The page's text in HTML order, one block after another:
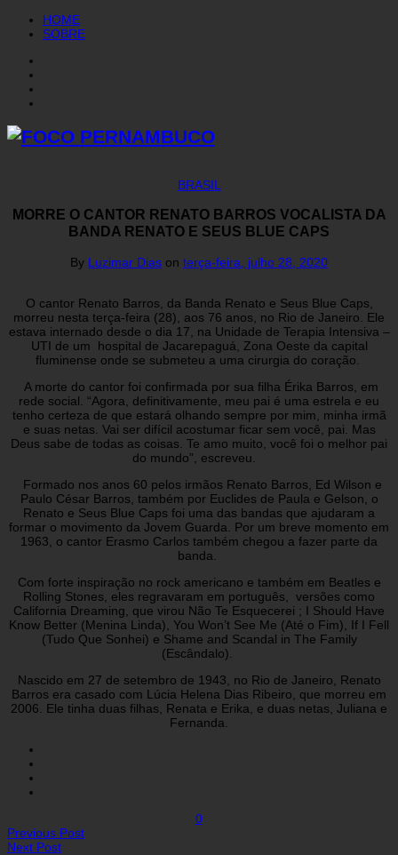
HOME
SOBRE
BRASIL
MORRE O CANTOR RENATO BARROS VOCALISTA DA
BANDA RENATO E SEUS BLUE CAPS
By Luzimar Dias on terça-feira, julho 28, 2020
O cantor Renato Barros, da Banda Renato e Seus Blue Caps,
morreu nesta terça-feira (28), aos 76 anos, no Rio de Janeiro. Ele
estava internado desde o dia 17, na Unidade de Terapia Intensiva –
UTI de um hospital de Jacarepaguá, Zona Oeste da capital
fluminense onde se submeteu a uma cirurgia do coração.
A morte do cantor foi confirmada por sua filha Érika Barros, em
rede social. “Agora, definitivamente, meu pai é uma estrela e eu
tenho certeza de que estará olhando sempre por mim, minha irmã
e suas netas. Vai ser difícil acostumar ficar sem você, pai. Mas
Deus sabe de todas as coisas. Te amo muito, você foi o melhor pai
do mundo”, escreveu.
Formado nos anos 60 pelos irmãos Renato Barros, Ed Wilson e
Paulo César Barros, também por Euclides de Paula e Gelson, o
Renato e Seus Blue Caps foi uma das bandas que ajudaram a
formar o movimento da Jovem Guarda. Por um breve momento em
1963, o cantor Erasmo Carlos também chegou a fazer parte da
banda.
Com forte inspiração no rock americano e também em Beatles e
Rolling Stones, eles regravaram em português, versões como
California Dreaming, que virou Não Te Esquecerei ; I Should Have
Know Better (Menina Linda), You Won’t See Me (Até o Fim), If I Fell
(Tudo Que Sonhei) e Shame and Scandal in The Family
(Escândalo).
Nascido em 27 de setembro de 1943, no Rio de Janeiro, Renato
Barros era casado com Lúcia Helena Dias Ribeiro, que morreu em
2006. Ele tinha duas filhas, Renata e Erika, e duas netas, Juliana e
Fernanda.
0
Previous Post
Next Post